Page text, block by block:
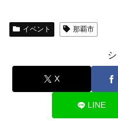
イベント 那覇市
X
LINE